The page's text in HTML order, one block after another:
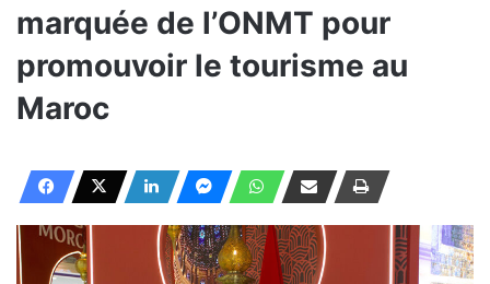
marquée de l’ONMT pour
promouvoir le tourisme au
Maroc